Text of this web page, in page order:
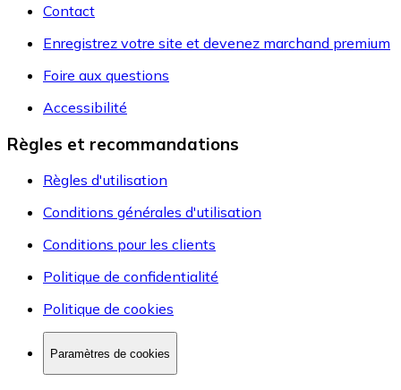
Contact
Enregistrez votre site et devenez marchand premium
Foire aux questions
Accessibilité
Règles et recommandations
Règles d'utilisation
Conditions générales d'utilisation
Conditions pour les clients
Politique de confidentialité
Politique de cookies
Paramètres de cookies